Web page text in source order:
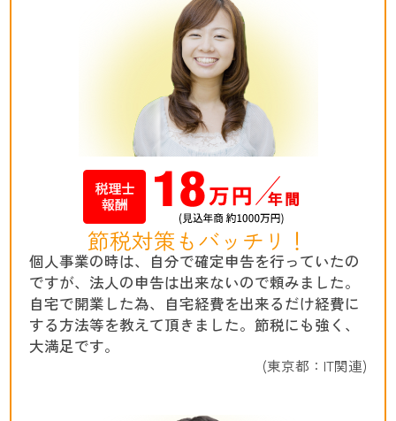
節税対策もバッチリ！
個人事業の時は、自分で確定申告を行っていたの
ですが、法人の申告は出来ないので頼みました。
自宅で開業した為、自宅経費を出来るだけ経費に
する方法等を教えて頂きました。節税にも強く、
大満足です。
(東京都：IT関連)